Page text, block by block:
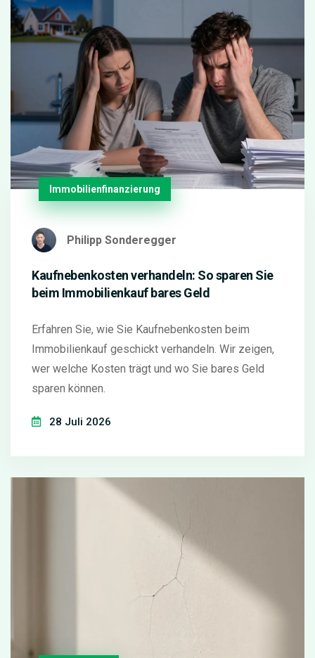
Immobilienfinanzierung
Philipp Sonderegger
Kaufnebenkosten verhandeln: So sparen Sie
beim Immobilienkauf bares Geld
Erfahren Sie, wie Sie Kaufnebenkosten beim
Immobilienkauf geschickt verhandeln. Wir zeigen,
wer welche Kosten trägt und wo Sie bares Geld
sparen können.
28 Juli 2026